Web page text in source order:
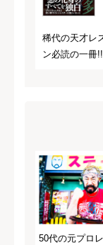
稀代の天才レ
ン必読の一冊!!
50代の元プロ